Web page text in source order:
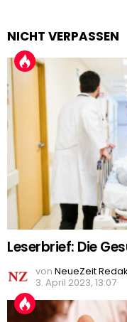
NICHT VERPASSEN
Leserbrief: Die
von NeueZeit
3. April 2023, 13:07